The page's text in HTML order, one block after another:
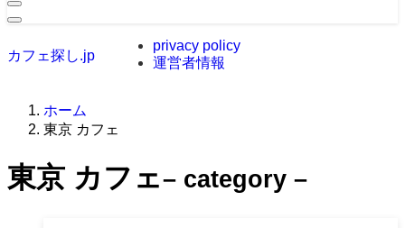
カフェ探し.jp
privacy policy
運営者情報
ホーム
東京 カフェ
東京 カフェ– category –